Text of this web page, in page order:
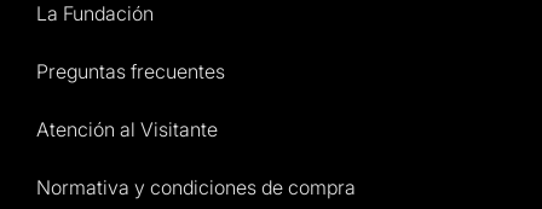
La Fundación
Preguntas frecuentes
Atención al Visitante
Normativa y condiciones de compra